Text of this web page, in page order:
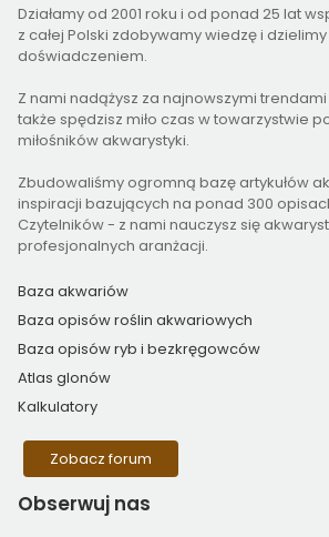
Działamy od 2001 roku i od ponad 25 lat
z całej Polski zdobywamy wiedzę i
doświadczeniem.
Z nami nadążysz za najnowszymi
także spędzisz miło czas w towarzystwie
miłośników akwarystyki.
Zbudowaliśmy ogromną bazę artykułów
inspiracji bazujących na ponad 300
Czytelników - z nami nauczysz się
profesjonalnych aranżacji.
Baza akwariów
Baza opisów roślin akwariowych
Baza opisów ryb i bezkręgowców
Atlas glonów
Kalkulatory
Zobacz forum
Obserwuj nas